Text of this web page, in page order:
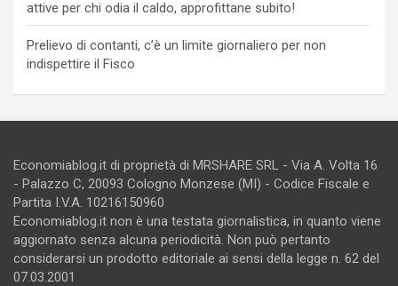
attive per chi odia il caldo, approfittane subito!
Prelievo di contanti, c’è un limite giornaliero per non
indispettire il Fisco
Economiablog.it di proprietà di MRSHARE SRL - Via A. Volta 16
- Palazzo C, 20093 Cologno Monzese (MI) - Codice Fiscale e
Partita I.V.A. 10216150960
Economiablog.it non è una testata giornalistica, in quanto viene
aggiornato senza alcuna periodicità. Non può pertanto
considerarsi un prodotto editoriale ai sensi della legge n. 62 del
07.03.2001